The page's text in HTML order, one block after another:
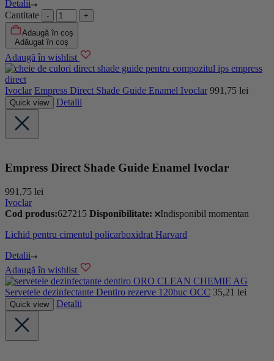
Detalii
Cantitate
Adaugă în coș
Adăugat în coș
Adaugă în wishlist
Ivoclar Empress Direct Shade Guide Enamel Ivoclar 991,75 lei
Quick view Detalii
Empress Direct Shade Guide Enamel Ivoclar
991,75 lei
Ivoclar
Cod produs:627215 Disponibilitate:
Indisponibil momentan
Lichid pentru cimentul policarboxidrat Harvard
Detalii
Adaugă în wishlist
ORO CLEAN CHEMIE AG
Servetele dezinfectante Dentiro rezerve 120buc OCC 35,21 lei
Quick view Detalii